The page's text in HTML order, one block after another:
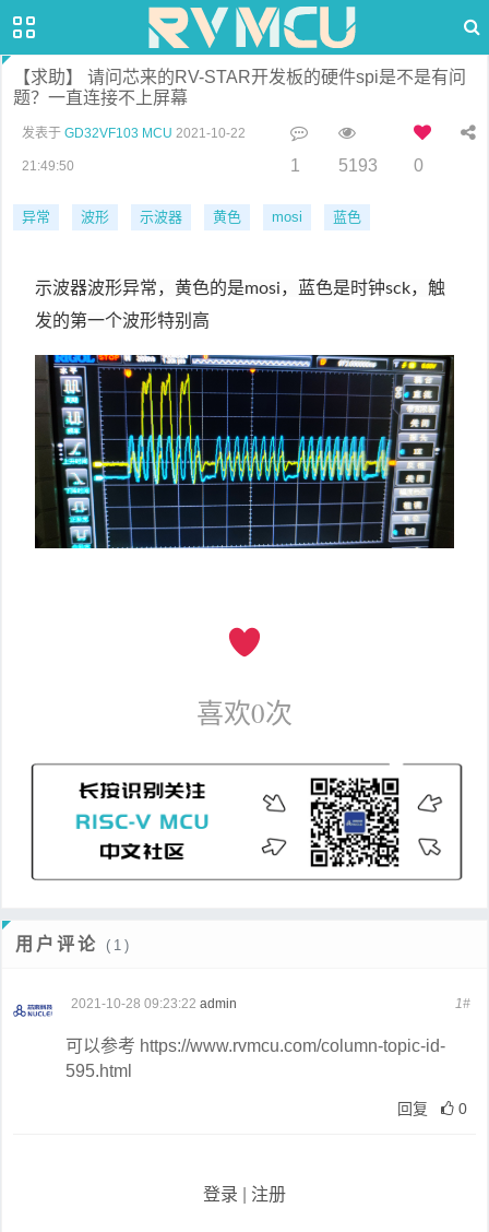
【求助】 请问芯来的RV-STAR开发板的硬件spi是不是有问
题？一直连接不上屏幕
发表于 GD32VF103 MCU 2021-10-22
21:49:50 1 5193 0
异常 波形 示波器 黄色 mosi 蓝色
示波器波形异常，黄色的是mosi，蓝色是时钟sck，触
发的第一个波形特别高
喜欢0次
用户评论 (1)
2021-10-28 09:23:22 admin 1#
可以参考 https://www.rvmcu.com/column-topic-id-
595.html
回复 0
登录 注册